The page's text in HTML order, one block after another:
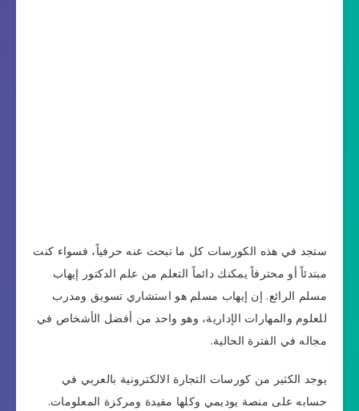
ستجد في هذه الكورسات كل ما تبحث عنه حرفياً، فسواء كنت
مبتدئاً أو محترفاً يمكنك دائماً التعلم من علم الدكتور إيهاب
مسلم الرائع. إن إيهاب مسلم هو استشاري تسويق ومدرب
للعلوم والمهارات الإدارية، وهو واحد من أفضل الأشخاص في
مجاله في الفترة الحالية.
يوجد الكثير من كورسات التجارة الالكترونية بالعربي في
حسابه على منصة يوديمي وكلها مفيدة ومركزة المعلومات.